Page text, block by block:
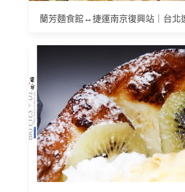
蘭芳麵食館↔捷運南京復興站｜台北